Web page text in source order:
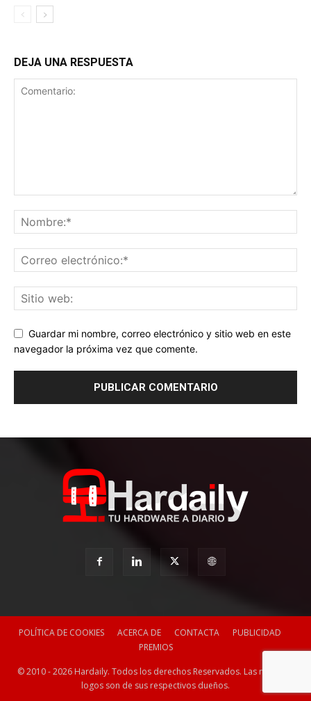
DEJA UNA RESPUESTA
Guardar mi nombre, correo electrónico y sitio web en este
navegador la próxima vez que comente.
POLÍTICA DE COOKIES ACERCA DE CONTACTA
PUBLICIDAD
PREMIOS
© 2010 - 2026 Hardaily. Todos los derechos Reservados. Las marcas y
logos son de sus respectivos dueños.